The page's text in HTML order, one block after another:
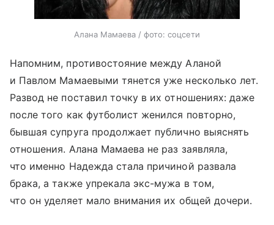
Алана Мамаева / фото: соцсети
Напомним, противостояние между Аланой
и Павлом Мамаевыми тянется уже несколько лет.
Развод не поставил точку в их отношениях: даже
после того как футболист женился повторно,
бывшая супруга продолжает публично выяснять
отношения. Алана Мамаева не раз заявляла,
что именно Надежда стала причиной развала
брака, а также упрекала экс-мужа в том,
что он уделяет мало внимания их общей дочери.